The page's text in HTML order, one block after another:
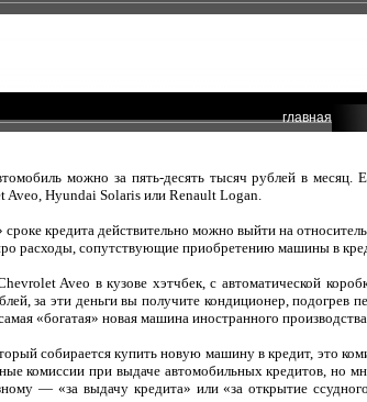
главная
можно за пять-десять тысяч рублей в
Aveo, Hyundai Solaris или Renault Logan.
кредита действительно можно выйти на
расходы, сопутствующие приобретению машины в
Aveo в кузове хэтчбек, с автоматической
за эти деньги вы получите кондиционер, подогрев
«богатая» новая машина иностранного
собирается купить новую машину в кредит, это
комиссии при выдаче автомобильных кредитов, но
— «за выдачу кредита» или «за открытие